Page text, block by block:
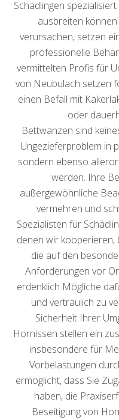
Schädlingen
ausbreiten
verursachen, setzen
professionelle
vermittelten Profis für
von Neubulach setzen
einen Befall mit
oder
Bettwanzen sind
Ungezieferproblem in
sondern ebenso
werden. Ihre
außergewöhnliche
vermehren und
Spezialisten für
denen wir kooperieren,
die auf den
Anforderungen vor
erdenklich Mögliche
und vertraulich zu
Sicherheit Ihrer
Hornissen stellen ein
insbesondere für
Vorbelastungen
ermöglicht, dass Sie
haben, die
Beseitigung von